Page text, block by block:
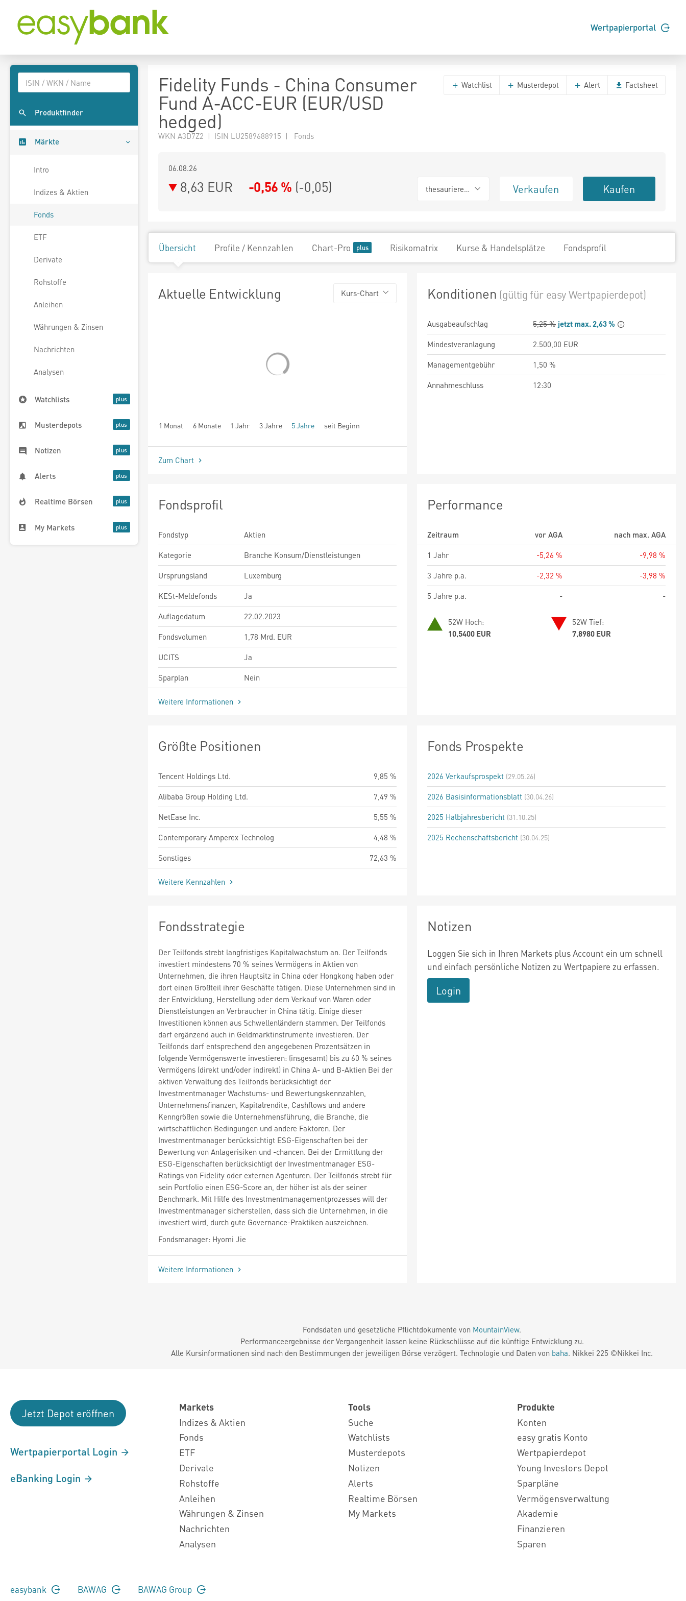
Wertpapierportal
Produktfinder
Märkte
Intro
Indizes & Aktien
Fonds
ETF
Derivate
Rohstoffe
Anleihen
Währungen & Zinsen
Nachrichten
Analysen
Watchlists
Musterdepots
Notizen
Alerts
Realtime Börsen
My Markets
Fidelity Funds - China Consumer
Fund A-ACC-EUR (EUR/USD
hedged)
WKN A3D7Z2 | ISIN LU2589688915 | Fonds
Watchlist Musterdepot Alert Factsheet
06.08.26
8,63 EUR -0,56 % (-0,05) thesaurierend Verkaufen Kaufen
Übersicht Profile / Kennzahlen Chart-Pro Risikomatrix Kurse & Handelsplätze Fondsprofil
Aktuelle Entwicklung Kurs-Chart
1 Monat 6 Monate 1 Jahr 3 Jahre 5 Jahre seit Beginn
Zum Chart
Konditionen (gültig für easy Wertpapierdepot)
Ausgabeaufschlag 5,25 % jetzt max. 2,63 %
Mindestveranlagung
2.500,00 EUR
Managementgebühr
1,50 %
Annahmeschluss
12:30
Fondsprofil
Fondstyp
Aktien
Kategorie
Branche Konsum/Dienstleistungen
Ursprungsland
Luxemburg
KESt-Meldefonds
Ja
Auflagedatum
22.02.2023
Fondsvolumen
1,78 Mrd. EUR
UCITS
Ja
Sparplan
Nein
Weitere Informationen
Performance
Zeitraum vor AGA
nach max. AGA
1 Jahr
-5,26 %
-9,98 %
3 Jahre p.a.
-2,32 %
-3,98 %
5 Jahre p.a.
- -
52W Hoch:
10,5400 EUR
52W Tief:
7,8980 EUR
Größte Positionen
Tencent Holdings Ltd.
9,85 %
Alibaba Group Holding Ltd.
7,49 %
NetEase Inc.
5,55 %
Contemporary Amperex Technolog
4,48 %
Sonstiges
72,63 %
Weitere Kennzahlen
Fonds Prospekte
2026 Verkaufsprospekt (29.05.26)
2026 Basisinformationsblatt (30.04.26)
2025 Halbjahresbericht (31.10.25)
2025 Rechenschaftsbericht (30.04.25)
Fondsstrategie
Der Teilfonds strebt langfristiges Kapitalwachstum an. Der Teilfonds
investiert mindestens 70 % seines Vermögens in Aktien von
Unternehmen, die ihren Hauptsitz in China oder Hongkong haben oder
dort einen Großteil ihrer Geschäfte tätigen. Diese Unternehmen sind in
der Entwicklung, Herstellung oder dem Verkauf von Waren oder
Dienstleistungen an Verbraucher in China tätig. Einige dieser
Investitionen können aus Schwellenländern stammen. Der Teilfonds
darf ergänzend auch in Geldmarktinstrumente investieren. Der
Teilfonds darf entsprechend den angegebenen Prozentsätzen in
folgende Vermögenswerte investieren: (insgesamt) bis zu 60 % seines
Vermögens (direkt und/oder indirekt) in China A- und B-Aktien Bei der
aktiven Verwaltung des Teilfonds berücksichtigt der
Investmentmanager Wachstums- und Bewertungskennzahlen,
Unternehmensfinanzen, Kapitalrendite, Cashflows und andere
Kenngrößen sowie die Unternehmensführung, die Branche, die
wirtschaftlichen Bedingungen und andere Faktoren. Der
Investmentmanager berücksichtigt ESG-Eigenschaften bei der
Bewertung von Anlagerisiken und -chancen. Bei der Ermittlung der
ESG-Eigenschaften berücksichtigt der Investmentmanager ESG-
Ratings von Fidelity oder externen Agenturen. Der Teilfonds strebt für
sein Portfolio einen ESG-Score an, der höher ist als der seiner
Benchmark. Mit Hilfe des Investmentmanagementprozesses will der
Investmentmanager sicherstellen, dass sich die Unternehmen, in die
investiert wird, durch gute Governance-Praktiken auszeichnen.
Fondsmanager: Hyomi Jie
Weitere Informationen
Notizen
Loggen Sie sich in Ihren Markets plus Account ein um schnell
und einfach persönliche Notizen zu Wertpapiere zu erfassen.
Login
Fondsdaten und gesetzliche Pflichtdokumente von MountainView.
Performanceergebnisse der Vergangenheit lassen keine Rückschlüsse auf die künftige Entwicklung zu.
Alle Kursinformationen sind nach den Bestimmungen der jeweiligen Börse verzögert. Technologie und Daten von baha. Nikkei 225 ©Nikkei Inc.
Jetzt Depot eröffnen
Wertpapierportal Login
eBanking Login
Markets
Indizes & Aktien
Fonds
ETF
Derivate
Rohstoffe
Anleihen
Währungen & Zinsen
Nachrichten
Analysen
Tools
Suche
Watchlists
Musterdepots
Notizen
Alerts
Realtime Börsen
My Markets
Produkte
Konten
easy gratis Konto
Wertpapierdepot
Young Investors Depot
Sparpläne
Vermögensverwaltung
Akademie
Finanzieren
Sparen
easybank BAWAG BAWAG Group